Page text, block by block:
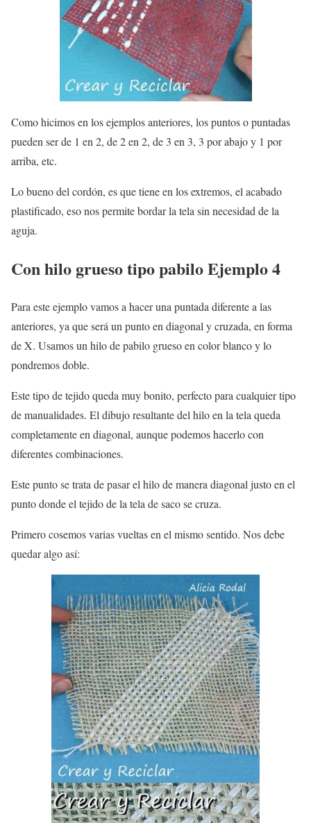
Como hicimos en los ejemplos anteriores, los puntos o puntadas
pueden ser de 1 en 2, de 2 en 2, de 3 en 3, 3 por abajo y 1 por
arriba, etc.
Lo bueno del cordón, es que tiene en los extremos, el acabado
plastificado, eso nos permite bordar la tela sin necesidad de la
aguja.
Con hilo grueso tipo pabilo Ejemplo 4
Para este ejemplo vamos a hacer una puntada diferente a las
anteriores, ya que será un punto en diagonal y cruzada, en forma
de X. Usamos un hilo de pabilo grueso en color blanco y lo
pondremos doble.
Este tipo de tejido queda muy bonito, perfecto para cualquier tipo
de manualidades. El dibujo resultante del hilo en la tela queda
completamente en diagonal, aunque podemos hacerlo con
diferentes combinaciones.
Este punto se trata de pasar el hilo de manera diagonal justo en el
punto donde el tejido de la tela de saco se cruza.
Primero cosemos varias vueltas en el mismo sentido. Nos debe
quedar algo así: